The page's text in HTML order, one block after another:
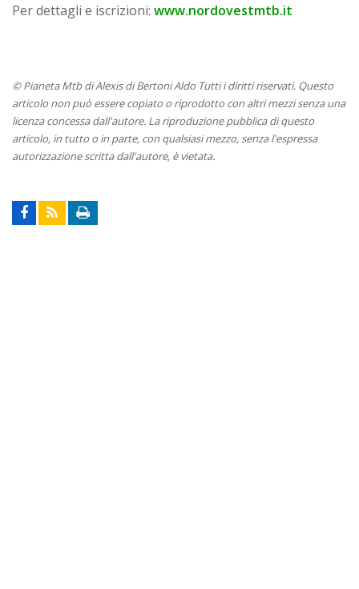
Per dettagli e iscrizioni: www.nordovestmtb.it
© Pianeta Mtb di Alexis di Bertoni Aldo Tutti i diritti riservati. Questo
articolo non può essere copiato o riprodotto con altri mezzi senza una
licenza concessa dall'autore. La riproduzione pubblica di questo
articolo, in tutto o in parte, con qualsiasi mezzo, senza l'espressa
autorizzazione scritta dall'autore, è vietata.